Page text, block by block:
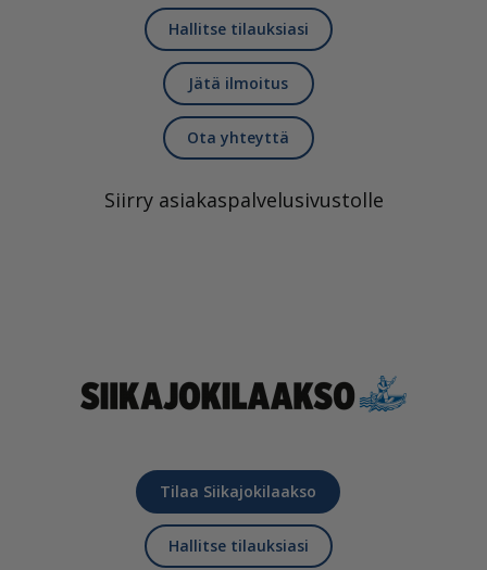
Hallitse tilauksiasi
Jätä ilmoitus
Ota yhteyttä
Siirry asiakaspalvelusivustolle
Tilaa Siikajokilaakso
Hallitse tilauksiasi